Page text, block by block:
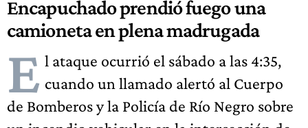
Encapuchado prendió fuego una
camioneta en plena madrugada
E l ataque ocurrió el sábado a las 4:35,
cuando un llamado alertó al Cuerpo
de Bomberos y la Policía de Río Negro sobre